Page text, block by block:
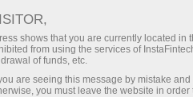
WEEK
shows that you are currently located in
from using the services of
of funds, etc.
are seeing this message by mistake
you must leave the website in